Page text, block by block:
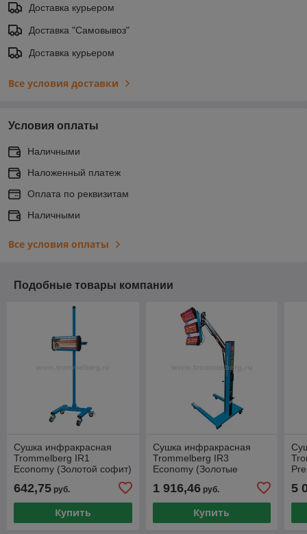
Доставка курьером
Доставка "Самовывоз"
Доставка курьером
Все условия доставки
Условия оплаты
Наличными
Наложенный платеж
Оплата по реквизитам
Наличными
Все условия оплаты
Подобные товары компании
Сушка инфракрасная
Trommelberg IR1
Economy (Золотой софит)
642,75 руб.
Купить
Сушка инфракрасная
Trommelberg IR3
Economy (Золотые
1 916,46руб.
Купить
5